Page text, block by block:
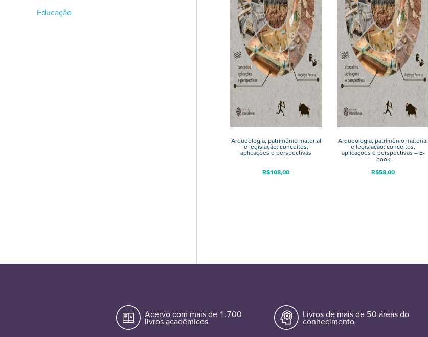
Educação
Arqueologia, patrimônio material
e legislação: conceitos,
aplicações e perspectivas
R$108,00
Arqueologia, patrimônio material
e legislação: conceitos,
aplicações e perspectivas – E-
book
R$58,00
Acervo com mais de 1.700
livros acadêmicos
Livros de mais de 50 áreas do
conhecimento